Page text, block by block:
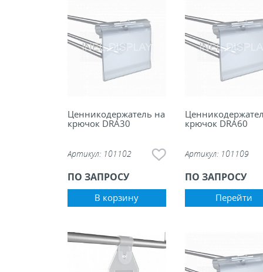
Ценникодержатель на
крючок DRA30
Артикул: 101102
ПО ЗАПРОСУ
В корзину
крючок DRA60
Артикул: 101109
ПО ЗАПРОСУ
Перейти